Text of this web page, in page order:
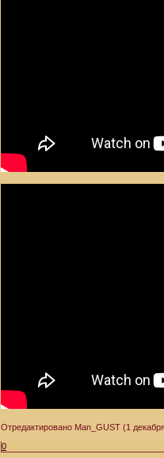
Отредактировано Man_GUST (1
0